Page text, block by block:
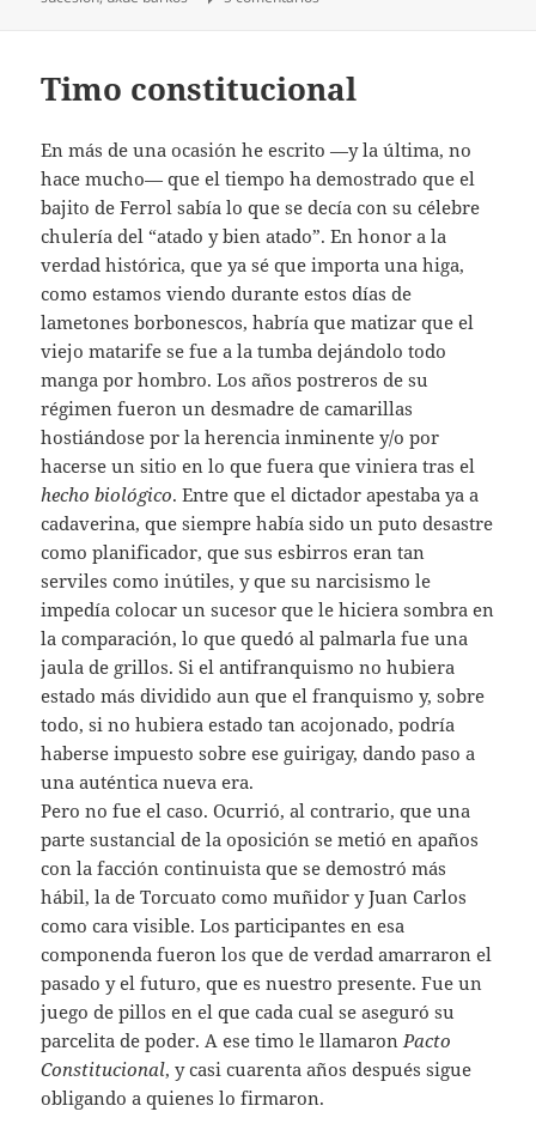
Timo constitucional
En más de una ocasión he escrito —y la última, no
hace mucho— que el tiempo ha demostrado que el
bajito de Ferrol sabía lo que se decía con su célebre
chulería del “atado y bien atado”. En honor a la
verdad histórica, que ya sé que importa una higa,
como estamos viendo durante estos días de
lametones borbonescos, habría que matizar que el
viejo matarife se fue a la tumba dejándolo todo
manga por hombro. Los años postreros de su
régimen fueron un desmadre de camarillas
hostiándose por la herencia inminente y/o por
hacerse un sitio en lo que fuera que viniera tras el
hecho biológico. Entre que el dictador apestaba ya a
cadaverina, que siempre había sido un puto desastre
como planificador, que sus esbirros eran tan
serviles como inútiles, y que su narcisismo le
impedía colocar un sucesor que le hiciera sombra en
la comparación, lo que quedó al palmarla fue una
jaula de grillos. Si el antifranquismo no hubiera
estado más dividido aun que el franquismo y, sobre
todo, si no hubiera estado tan acojonado, podría
haberse impuesto sobre ese guirigay, dando paso a
una auténtica nueva era.
Pero no fue el caso. Ocurrió, al contrario, que una
parte sustancial de la oposición se metió en apaños
con la facción continuista que se demostró más
hábil, la de Torcuato como muñidor y Juan Carlos
como cara visible. Los participantes en esa
componenda fueron los que de verdad amarraron el
pasado y el futuro, que es nuestro presente. Fue un
juego de pillos en el que cada cual se aseguró su
parcelita de poder. A ese timo le llamaron Pacto
Constitucional, y casi cuarenta años después sigue
obligando a quienes lo firmaron.